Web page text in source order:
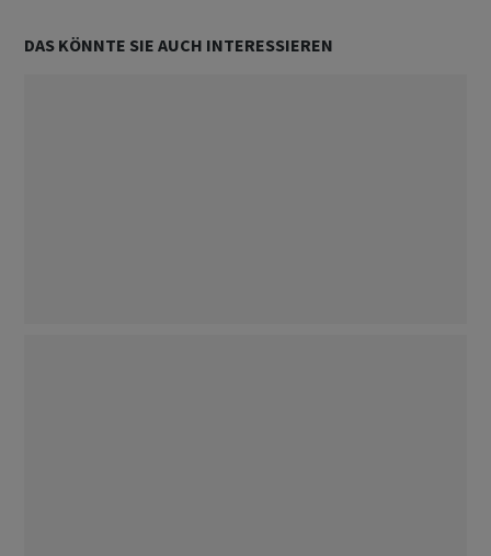
DAS KÖNNTE SIE AUCH INTERESSIEREN